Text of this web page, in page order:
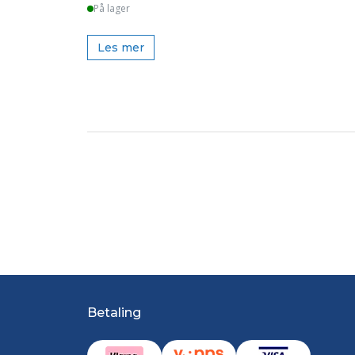
På lager
Les mer
Betaling